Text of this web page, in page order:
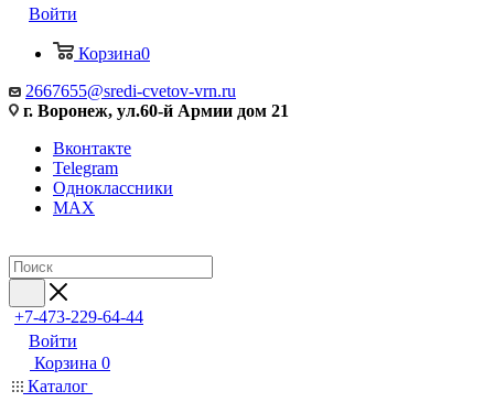
Войти
Корзина0
2667655@sredi-cvetov-vrn.ru
г. Воронеж, ул.60-й Армии дом 21
Вконтакте
Telegram
Одноклассники
MAX
+7-473-229-64-44
Войти
Корзина 0
Каталог